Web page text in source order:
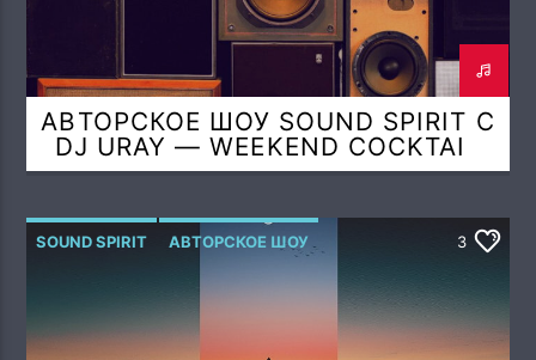
АВТОРСКОЕ ШОУ SOUND SPIRIT С
DJ URAY — WEEKEND COCKTAIL
(AIR SPIRIT MIX)
SOUND SPIRIT АВТОРСКОЕ ШОУ 3